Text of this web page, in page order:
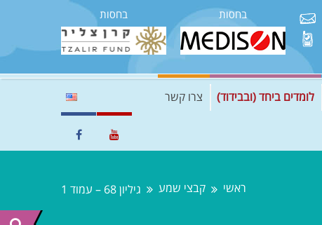
בחסות בחסות
לומדים ביחד (ובבידוד) צרו קשר
ראשי קבצי שמע גיליון 68 – עמוד 1